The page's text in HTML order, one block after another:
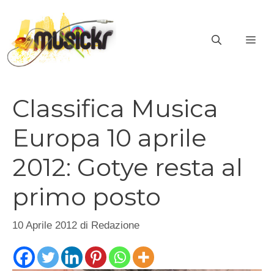
contenuto
Classifica Musica
Europa 10 aprile
2012: Gotye resta al
primo posto
10 Aprile 2012 di Redazione